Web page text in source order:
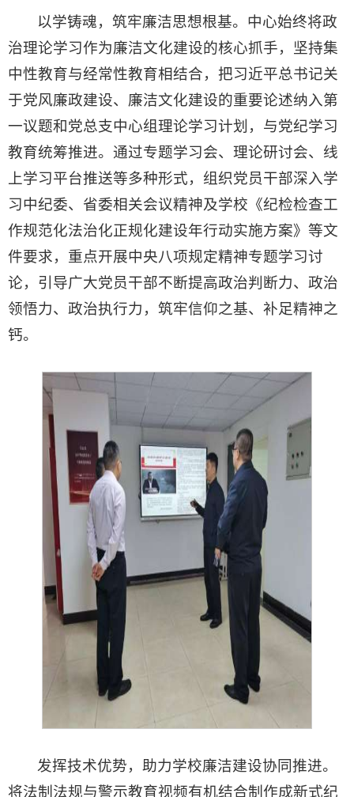
以学铸魂，筑牢廉洁思想根基。中心始终将政
治理论学习作为廉洁文化建设的核心抓手，坚持集
中性教育与经常性教育相结合，把习近平总书记关
于党风廉政建设、廉洁文化建设的重要论述纳入第
一议题和党总支中心组理论学习计划，与党纪学习
教育统筹推进。通过专题学习会、理论研讨会、线
上学习平台推送等多种形式，组织党员干部深入学
习中纪委、省委相关会议精神及学校《纪检检查工
作规范化法治化正规化建设年行动实施方案》等文
件要求，重点开展中央八项规定精神专题学习讨
论，引导广大党员干部不断提高政治判断力、政治
领悟力、政治执行力，筑牢信仰之基、补足精神之
钙。
发挥技术优势，助力学校廉洁建设协同推进。
将法制法规与警示教育视频有机结合制作成新式纪